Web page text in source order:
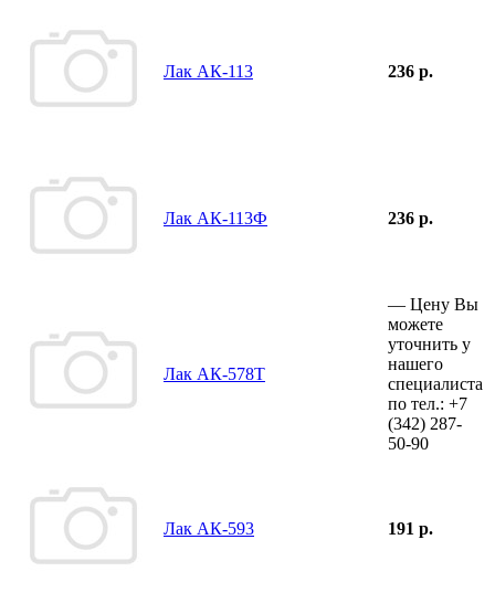
Лак АК-113 236 р.
Лак АК-113Ф 236 р.
Лак АК-578Т
— Цену Вы
можете
уточнить у
нашего
специалиста
по тел.: +7
(342) 287-
50-90
Лак АК-593 191 р.